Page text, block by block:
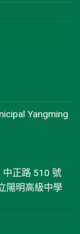
Yangming
正路 510 號
陽明高級中學